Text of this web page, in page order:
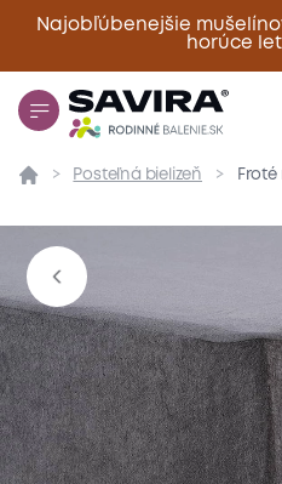
Najobľúbenejšie
horúce
Prehľad Parametre
Posteľná bielizeň